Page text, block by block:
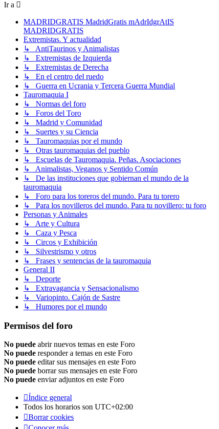
Ir a
MADRIDGRATIS MadridGratis mAdrIdgrAtIS
MADRIDGRATIS
Extremistas. Y actualidad
↳ AntiTaurinos y Animalistas
↳ Extremistas de Izquierda
↳ Extremistas de Derecha
↳ En el centro del ruedo
↳ Guerra en Ucrania y Tercera Guerra Mundial
Tauromaquia I
↳ Normas del foro
↳ Foros del Toro
↳ Madrid y Comunidad
↳ Suertes y su Ciencia
↳ Tauromaquias por el mundo
↳ Otras tauromaquias del pueblo
↳ Escuelas de Tauromaquia. Peñas. Asociaciones
↳ Animalistas, Veganos y Sentido Común
↳ De las instituciones que gobiernan el mundo de la
tauromaquia
↳ Foro para los toreros del mundo. Para tu torero
↳ Para los novilleros del mundo. Para tu novillero: tu foro
Personas y Animales
↳ Arte y Cultura
↳ Caza y Pesca
↳ Circos y Exhibición
↳ Silvestrismo y otros
↳ Frases y sentencias de la tauromaquia
General II
↳ Deporte
↳ Extravagancia y Sensacionalismo
↳ Variopinto. Cajón de Sastre
↳ Humores por el mundo
Permisos del foro
No puede abrir nuevos temas en este Foro
No puede responder a temas en este Foro
No puede editar sus mensajes en este Foro
No puede borrar sus mensajes en este Foro
No puede enviar adjuntos en este Foro
Índice general
Todos los horarios son UTC+02:00
Borrar cookies